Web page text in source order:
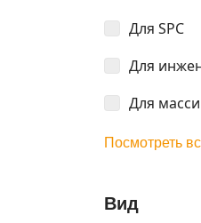
Для SPC
Для
Для
Посмотреть
Вид